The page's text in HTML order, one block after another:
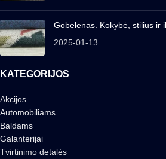
Gobelenas. Kokybė, stilius ir
2025-01-13
KATEGORIJOS
Akcijos
Automobiliams
Baldams
Galanterijai
Tvirtinimo detalės